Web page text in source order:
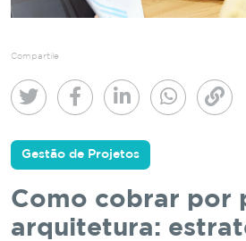
Compartile
Gestão de Projetos
Como cobrar por
arquitetura: